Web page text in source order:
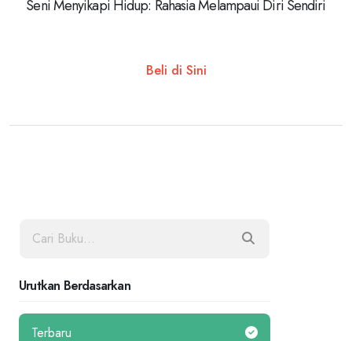
Seni Menyikapi Hidup: Rahasia Melampaui Diri Sendiri
Beli di Sini
Urutkan Berdasarkan
Terbaru